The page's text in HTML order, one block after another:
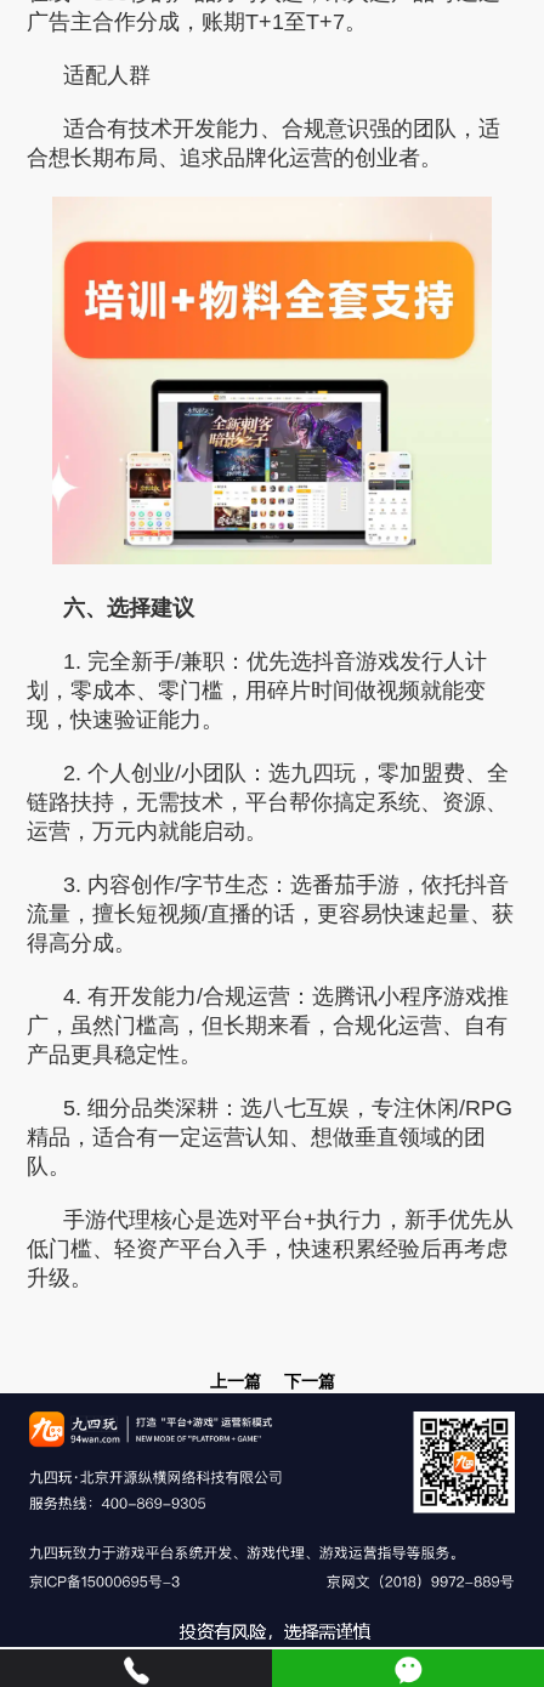
广告主合作分成，账期T+1至T+7。
适配人群
适合有技术开发能力、合规意识强的团队，适
合想长期布局、追求品牌化运营的创业者。
六、选择建议
1. 完全新手/兼职：优先选抖音游戏发行人计
划，零成本、零门槛，用碎片时间做视频就能变
现，快速验证能力。
2. 个人创业/小团队：选九四玩，零加盟费、全
链路扶持，无需技术，平台帮你搞定系统、资源、
运营，万元内就能启动。
3. 内容创作/字节生态：选番茄手游，依托抖音
流量，擅长短视频/直播的话，更容易快速起量、获
得高分成。
4. 有开发能力/合规运营：选腾讯小程序游戏推
广，虽然门槛高，但长期来看，合规化运营、自有
产品更具稳定性。
5. 细分品类深耕：选八七互娱，专注休闲/RPG
精品，适合有一定运营认知、想做垂直领域的团
队。
手游代理核心是选对平台+执行力，新手优先从
低门槛、轻资产平台入手，快速积累经验后再考虑
升级。
上一篇 下一篇